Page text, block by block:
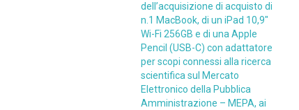
dell’acquisizione di acquisto di
n.1 MacBook, di un iPad 10,9″
Wi-Fi 256GB e di una Apple
Pencil (USB-C) con adattatore
per scopi connessi alla ricerca
scientifica sul Mercato
Elettronico della Pubblica
Amministrazione – MEPA, ai